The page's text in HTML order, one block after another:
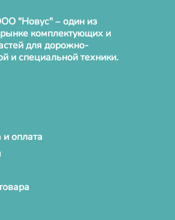
"Новус" – один из
комплектующих и
для дорожно-
и специальной техники.
оплата